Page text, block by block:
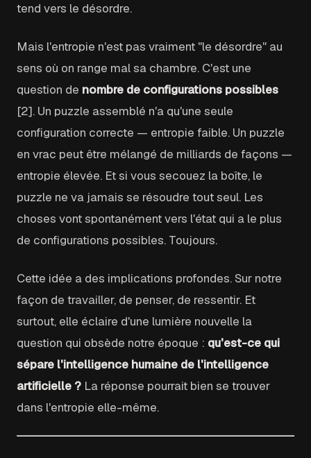
tend vers le désordre.
Mais l'entropie n'est pas vraiment "le désordre" au
sens où on range mal sa chambre. C'est une
question de nombre de configurations possibles
[2]. Un puzzle assemblé n'a qu'une seule
configuration correcte — entropie faible. Un puzzle
en vrac peut être mélangé de milliards de façons —
entropie élevée. Et si vous secouez la boîte, le
puzzle ne va jamais se résoudre tout seul. Les
choses vont spontanément vers l'état qui a le plus
de configurations possibles. Toujours.
Cette idée a des implications profondes. Sur notre
façon de travailler, de penser, de ressentir. Et
surtout, elle éclaire d'une lumière nouvelle la
question qui obsède notre époque : qu'est-ce qui
sépare l'intelligence humaine de l'intelligence
artificielle ? La réponse pourrait bien se trouver
dans l'entropie elle-même.